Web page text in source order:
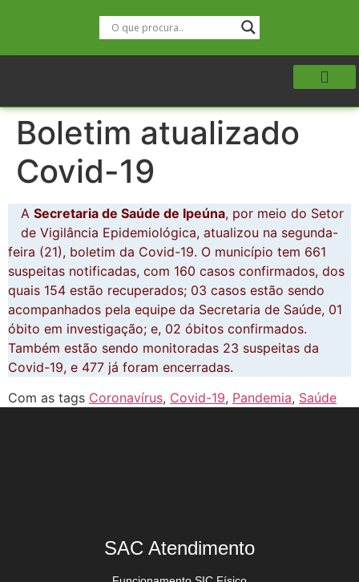
Boletim atualizado
Covid-19
A Secretaria de Saúde de Ipeúna, por meio do Setor
de Vigilância Epidemiológica, atualizou na segunda-
feira (21), boletim da Covid-19. O município tem 661
suspeitas notificadas, com 160 casos confirmados, dos
quais 154 estão recuperados; 03 casos estão sendo
acompanhados pela equipe da Secretaria de Saúde, 01
óbito em investigação; e, 02 óbitos confirmados.
Também estão sendo monitoradas 23 suspeitas da
Covid-19, e 477 já foram encerradas.
Com as tags Coronavírus, Covid-19, Pandemia, Saúde
SAC Atendimento